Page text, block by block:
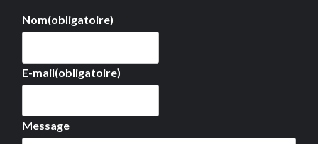
Nom(obligatoire)
E-mail(obligatoire)
Message